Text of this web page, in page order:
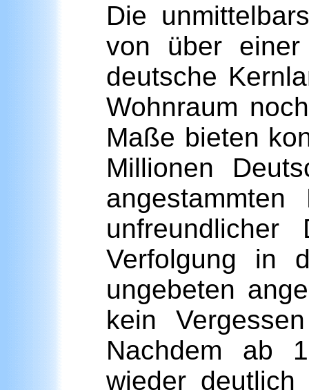
Die
von über
deutsche
Wohnraum
Maße bieten
Millionen
unfreundlicher
Verfolgung in
ungebeten
kein
Nachdem ab
wieder